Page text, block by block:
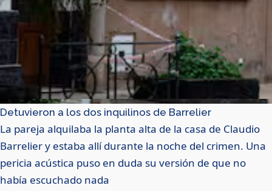
Detuvieron a los dos inquilinos de Barrelier
La pareja alquilaba la planta alta de la casa de Claudio
Barrelier y estaba allí durante la noche del crimen. Una
pericia acústica puso en duda su versión de que no
había escuchado nada